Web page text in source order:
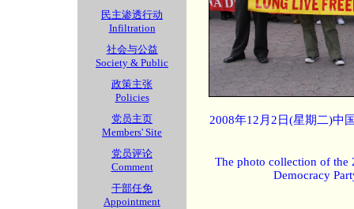
民主渗透行动
Infiltration
社会与公益
Society & Public
政策主张
Policies
党员主页
Members' Site
党员评论
Comment
干部任免
Appointment
2008年12月2日(星期二)中
The photo collection of the
Democracy